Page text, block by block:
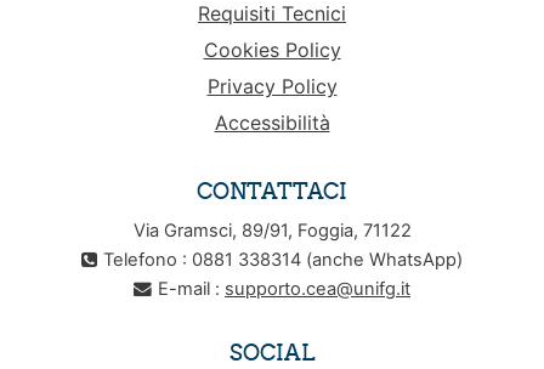
Requisiti Tecnici
Cookies Policy
Privacy Policy
Accessibilità
CONTATTACI
Via Gramsci, 89/91, Foggia, 71122
Telefono : 0881 338314 (anche WhatsApp)
E-mail : supporto.cea@unifg.it
SOCIAL